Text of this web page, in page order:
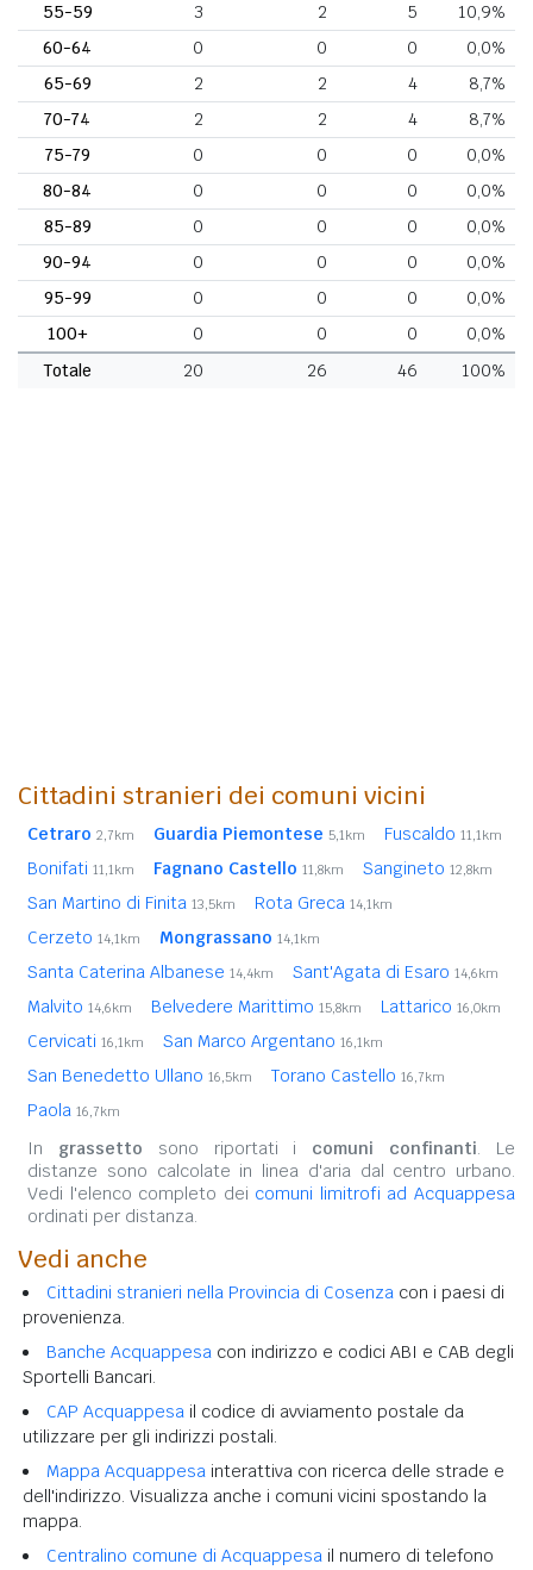
55-59
3 2 5
10,9%
60-64
0 0 0
0,0%
65-69
2 2 4
8,7%
70-74
2 2 4
8,7%
75-79
0 0 0
0,0%
80-84
0 0 0
0,0%
85-89
0 0 0
0,0%
90-94
0 0 0
0,0%
95-99
0 0 0
0,0%
100+
0 0 0
0,0%
Totale
20 26 46 100%
Cittadini stranieri dei comuni vicini
Cetraro 2,7km Guardia Piemontese 5,1km Fuscaldo 11,1km
Bonifati 11,1km Fagnano Castello 11,8km Sangineto 12,8km
San Martino di Finita 13,5km Rota Greca 14,1km
Cerzeto 14,1km Mongrassano 14,1km
Santa Caterina Albanese 14,4km Sant'Agata di Esaro 14,6km
Malvito 14,6km Belvedere Marittimo 15,8km Lattarico 16,0km
Cervicati 16,1km San Marco Argentano 16,1km
San Benedetto Ullano 16,5km Torano Castello 16,7km
Paola 16,7km
In grassetto sono riportati i comuni confinanti. Le
distanze sono calcolate in linea d'aria dal centro urbano.
Vedi l'elenco completo dei comuni limitrofi ad Acquappesa
ordinati per distanza.
Vedi anche
Cittadini stranieri nella Provincia di Cosenza con i paesi di
provenienza.
Banche Acquappesa con indirizzo e codici ABI e CAB degli
Sportelli Bancari.
CAP Acquappesa il codice di avviamento postale da
utilizzare per gli indirizzi postali.
Mappa Acquappesa interattiva con ricerca delle strade e
dell'indirizzo. Visualizza anche i comuni vicini spostando la
mappa.
Centralino comune di Acquappesa il numero di telefono